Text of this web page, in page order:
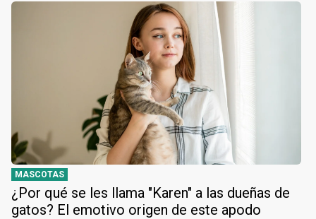
MASCOTAS
¿Por qué se les llama "Karen" a las dueñas de
gatos? El emotivo origen de este apodo